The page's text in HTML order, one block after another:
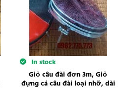
In stock
Giỏ câu đài đơn 3m, Giỏ
đựng cá câu đài loại nhỡ, dài